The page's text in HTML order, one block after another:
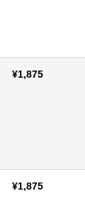
¥1,875
¥1,875